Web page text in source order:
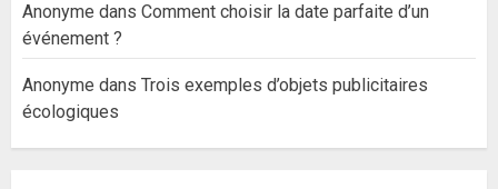
Anonyme dans Comment choisir la date parfaite d’un
événement ?
Anonyme dans Trois exemples d’objets publicitaires
écologiques